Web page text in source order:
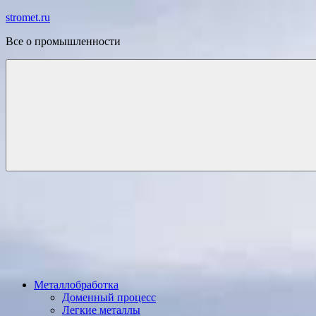
Перейти
содержимому
stromet.ru
Все о промышленности
Металлобработка
Доменный процесс
Легкие металлы